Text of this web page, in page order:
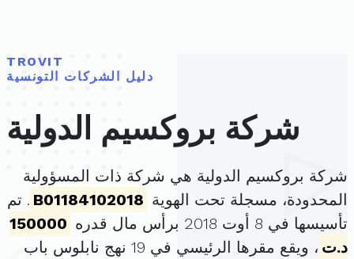
TROVIT
دليل الشركات التونسية
شركة بروكسيم الدولية
شركة بروكسيم الدولية هي شركة ذات المسؤولية
المحدودة، مسجلة تحت الهوية B01184102018 . تم
تأسيسها في 8 أوت 2018 برأس مال قدره
150000
د.ت
، ويقع مقرها الرئيسي في 19 نهج نابلوس باب